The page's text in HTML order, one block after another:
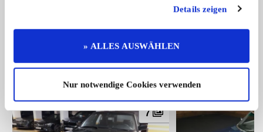
Details zeigen
» ALLES AUSWÄHLEN
Nur notwendige Cookies verwenden
Das könnte Sie auch interessieren
7